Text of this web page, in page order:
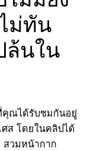
ม่ทัน
ล้นใน
คุณได้รับชมกันอยู่
ศส โดยในคลิปได้
สวมหน้ากาก